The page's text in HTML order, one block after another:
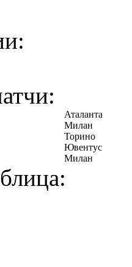
Аталанта
Милан
Торино
Ювентус
Милан